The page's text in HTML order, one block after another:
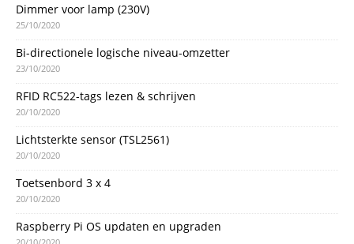
Dimmer voor lamp (230V)
25/10/2020
Bi-directionele logische niveau-omzetter
23/10/2020
RFID RC522-tags lezen & schrijven
20/10/2020
Lichtsterkte sensor (TSL2561)
20/10/2020
Toetsenbord 3 x 4
20/10/2020
Raspberry Pi OS updaten en upgraden